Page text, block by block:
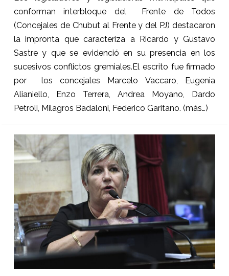
conforman interbloque del Frente de Todos
(Concejales de Chubut al Frente y del PJ) destacaron
la impronta que caracteriza a Ricardo y Gustavo
Sastre y que se evidenció en su presencia en los
sucesivos conflictos gremiales.El escrito fue firmado
por los concejales Marcelo Vaccaro, Eugenia
Alianiello, Enzo Terrera, Andrea Moyano, Dardo
Petroli, Milagros Badaloni, Federico Garitano. (más…)